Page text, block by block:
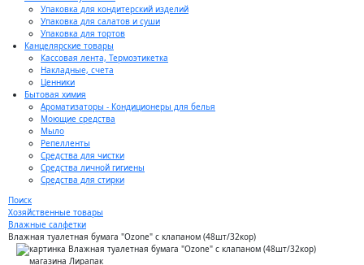
Упаковка для кондитерский изделий
Упаковка для салатов и суши
Упаковка для тортов
Канцелярские товары
Кассовая лента, Термоэтикетка
Накладные, счета
Ценники
Бытовая химия
Ароматизаторы - Кондиционеры для белья
Моющие средства
Мыло
Репелленты
Средства для чистки
Средства личной гигиены
Средства для стирки
Поиск
Хозяйственные товары
Влажные салфетки
Влажная туалетная бумага "Ozone" с клапаном (48шт/32кор)